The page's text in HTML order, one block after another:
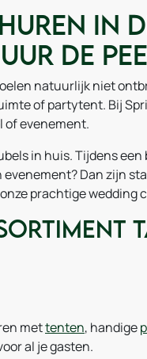
in
De
natuurlijk niet
of partytent. Bij
of evenement.
in huis. Tijdens een
Dan zijn
prachtige
mettenten, handige
al je gasten.